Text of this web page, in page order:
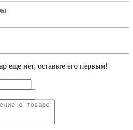
еще нет, оставьте его первым!